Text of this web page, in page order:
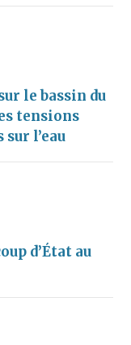
le bassin du
tensions
l’eau
d’État au